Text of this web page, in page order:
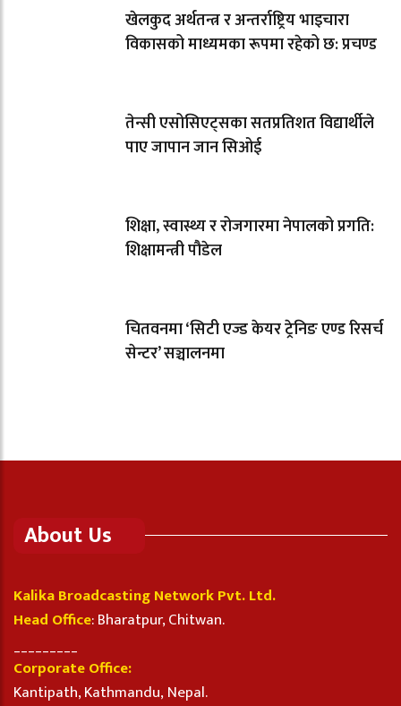
खेलकुद अर्थतन्त्र र अन्तर्राष्ट्रिय भाइचारा
विकासको माध्यमका रूपमा रहेको छ: प्रचण्ड
तेन्सी एसोसिएट्सका सतप्रतिशत विद्यार्थीले
पाए जापान जान सिओई
शिक्षा, स्वास्थ्य र रोजगारमा नेपालको प्रगति:
शिक्षामन्त्री पौडेल
चितवनमा ‘सिटी एज्ड केयर ट्रेनिङ एण्ड रिसर्च
सेन्टर’ सञ्चालनमा
About Us
Kalika Broadcasting Network Pvt. Ltd.
Head Office: Bharatpur, Chitwan.
Corporate Office:
Kantipath, Kathmandu, Nepal.